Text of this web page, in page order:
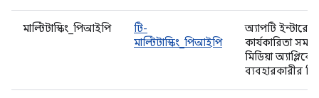
মাল্টিটাস্কিং_পিআইপি
টি-
মাল্টিটাস্কিং_পিআইপি
অ্যাপটি
কার্যকারিতা
মিডিয়া
ব্যবহারকারীর